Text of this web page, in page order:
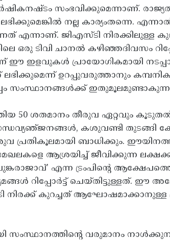
സംഭവിക്കുമെന്നാണ്.
നല്ല കാര്യംതന്നെ.
എന്നാണ്. ജിഎസ്ടി നിരക്കിലുള്ള
ഒരു ടിവി ചാനൽ കഴിഞ്ഞദിവസം
ഈ ഇളവുകൾ പ്രായോഗികമായി
ഉറപ്പുവരുത്താനും
സംസ്ഥാനങ്ങൾക്ക്
50 ശതമാനം തീരുവ ഏറ്റവും
കശുവണ്ടി തുടങ്ങി
പ്രതികൂലമായി ബാധിക്കും.
ആശ്രയിച്ച് ജീവിക്കുന്ന
എന്ന ട്രംപിന്റെ
റിപ്പോർട്ട് ചെയ്തിട്ടുള്ളത്. ഈ
നിരക്ക് കുറച്ചത് ആഘോഷമാക്കാനുള്ള
സംസ്ഥാനത്തിന്റെ വരുമാനം